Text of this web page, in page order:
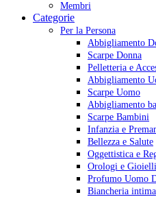
Membri
Categorie
Per la Persona
Abbigliamento
Scarpe Donna
Pelletteria e
Abbigliamento
Scarpe Uomo
Abbigliamento
Scarpe Bambini
Infanzia e
Bellezza e Salute
Oggettistica e
Orologi e Gioielli
Profumo Uomo
Biancheria intima